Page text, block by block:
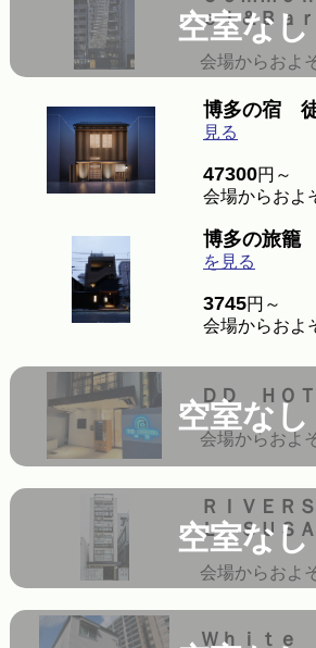
空室なし
ｅｌ＆Ｂａ
会場からおよ
博多の宿
見る
47300円～
会場からおよ
博多の旅籠
を見る
3745円～
会場からおよ
空室なし
ＤＤ ＨＯ
会場からおよ
空室なし
ＲＩＶＥＲ
Ｌ ＳＵＳＡ
会場からおよ
Ｗｈｉｔｅ